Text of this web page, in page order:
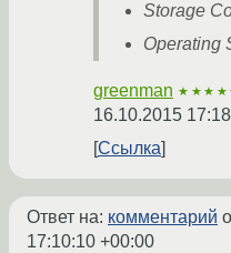
Storage
Operating
greenman
16.10.2015
Ссылка
Ответ на: комментарий
17:10:10 +00:00